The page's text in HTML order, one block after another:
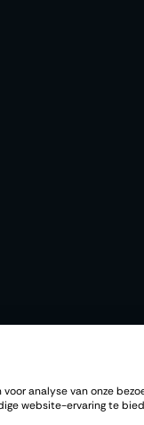
© Thiessen
analyse van onze
website-ervaring te